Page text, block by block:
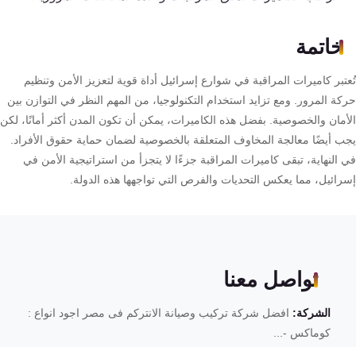
خاتمة
كاميرات المراقبة في شوارع إسرائيل أداة قوية لتعزيز الأمن وتنظيم
المرور. ومع تزايد استخدام التكنولوجيا، من المهم النظر في التوازن بين
والخصوصية. بفضل هذه الكاميرات، يمكن أن تكون المدن أكثر أمانًا، لكن
أيضًا معالجة المخاوف المتعلقة بالخصوصية لضمان حماية حقوق الأفراد.
النهاية، تبقى كاميرات المراقبة جزءًا لا يتجزأ من استراتيجية الأمن في
مما يعكس التحديات والفرص التي تواجهها هذه الدولة.
تواصل معنا
الشركة:افضل شركة تركيب وصيانة الانتركم فى مصر اجود انواع :
كوماكس -...